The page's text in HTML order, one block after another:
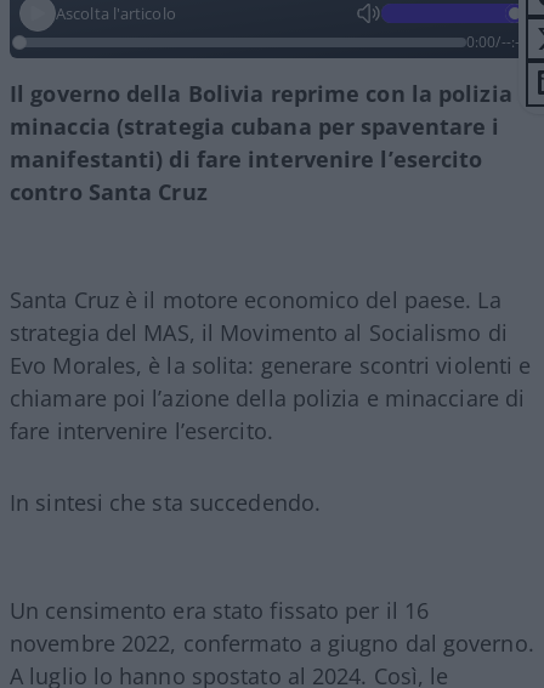
Ascolta l'articolo
0:00/--:--
Il governo della Bolivia reprime con la polizia e
minaccia (strategia cubana per spaventare i
manifestanti) di fare intervenire l’esercito
contro Santa Cruz
Santa Cruz è il motore economico del paese. La
strategia del MAS, il Movimento al Socialismo di
Evo Morales, è la solita: generare scontri violenti e
chiamare poi l’azione della polizia e minacciare di
fare intervenire l’esercito.
In sintesi che sta succedendo.
Un censimento era stato fissato per il 16
novembre 2022, confermato a giugno dal governo.
A luglio lo hanno spostato al 2024. Così, le